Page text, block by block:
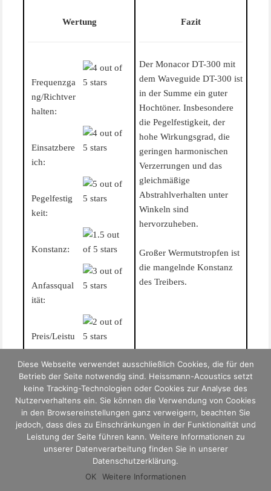
Wertung
Frequenzga
ng/Richtver
halten:
Einsatzbere
ich:
Pegelfestig
keit:
Konstanz:
Anfassqual
ität:
Preis/Leistu
ng:
Fazit
Der Monacor DT-300 mit
dem Waveguide DT-300 ist
in der Summe ein guter
Hochtöner. Insbesondere
die Pegelfestigkeit, der
hohe Wirkungsgrad, die
geringen harmonischen
Verzerrungen und das
gleichmäßige
Abstrahlverhalten unter
Winkeln sind
hervorzuheben.
Großer Wermutstropfen ist
die mangelnde Konstanz
des Treibers.
Veröffentlicht
6 Februar, 2012 Schreibe einen KommentarzuTest Monacor DT-
Copyright 2004 - 2026 Heissmann-Acoustics|Impressum
Diese Webseite verwendet ausschließlich Cookies, die für den
Betrieb der Seite notwendig sind. Heissmann-Acoustics setzt
keine Tracking-Technologien oder Cookies zur Analyse des
Nutzerverhaltens ein. Sie können die Verwendung von Cookies
in den Browsereinstellungen ganz verweigern, beachten Sie
jedoch, dass dies zu Einschränkungen in der Funktionalität und
Leistung der Seite führen kann. Weitere Informationen zu
unserer Datenverarbeitung finden Sie in unserer
Datenschutzerklärung.
OK
Weitere Informationen